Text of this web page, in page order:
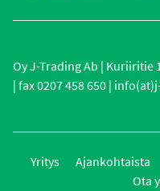
Oy J-Trading Ab | Kuriiritie
| fax 0207 458 650 |
Yritys Ajankohtaista
Ota